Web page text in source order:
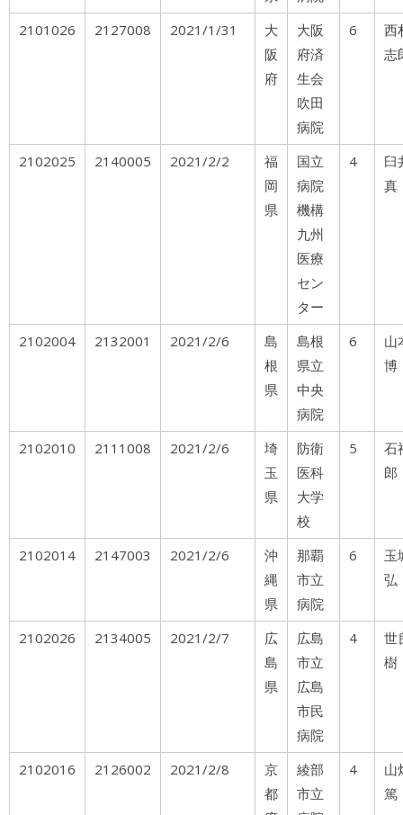
2101026 2127008 2021/1/31
大
阪
府
大阪
府済
生会
吹田
病院
6
西
志
2102025 2140005 2021/2/2
福
岡
県
国立
病院
機構
九州
医療
セン
ター
4
真
2102004 2132001 2021/2/6
島
根
県
島根
県立
中央
病院
6
山
博
2102010 2111008 2021/2/6
埼
玉
県
防衛
医科
大学
校
5
石
郎
2102014 2147003 2021/2/6
沖
縄
県
那覇
市立
病院
6
玉
弘
2102026 2134005 2021/2/7
広
島
県
広島
市立
広島
市民
病院
4
世
樹
2102016 2126002 2021/2/8
京
都
綾部
市立
4
山
篤